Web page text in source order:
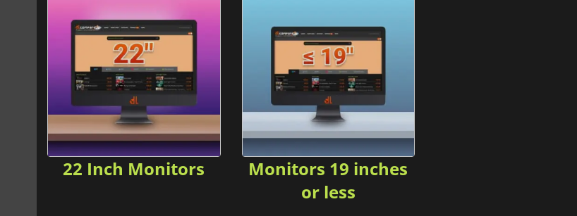
22 Inch Monitors
Monitors 19 inches
or less